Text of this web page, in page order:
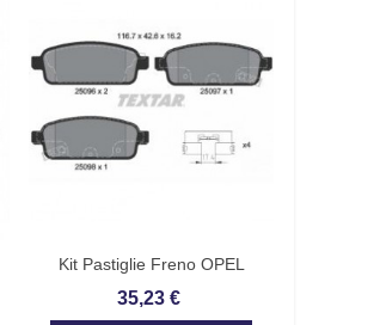
Kit Pastiglie Freno OPEL
ASTRA MOKKA-ZAFIRA
35,23 €